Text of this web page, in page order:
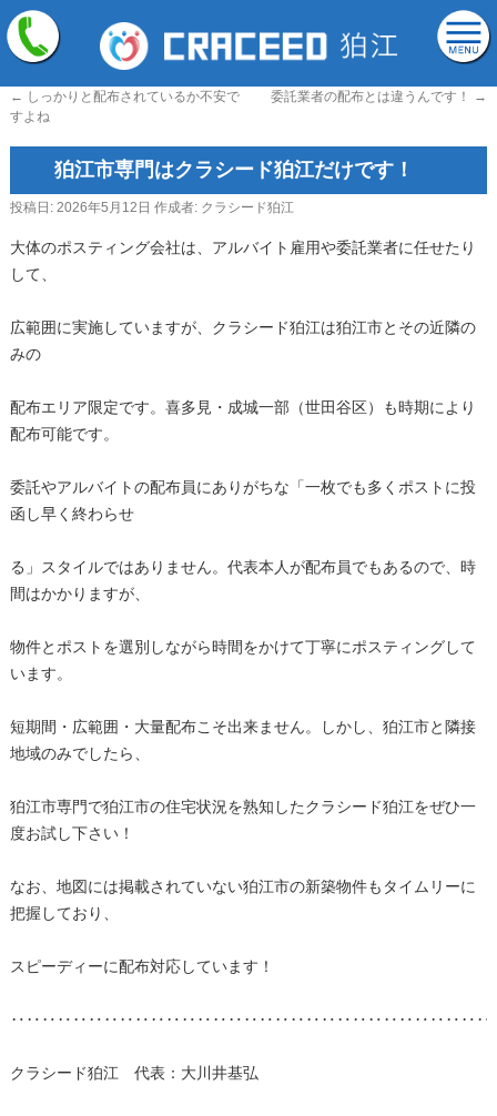
← しっかりと配布されているか不安で
すよね
委託業者の配布とは違うんです！ →
狛江市専門はクラシード狛江だけです！
投稿日: 2026年5月12日 作成者: クラシード狛江
大体のポスティング会社は、アルバイト雇用や委託業者に任せたり
して、
広範囲に実施していますが、クラシード狛江は狛江市とその近隣の
みの
配布エリア限定です。喜多見・成城一部（世田谷区）も時期により
配布可能です。
委託やアルバイトの配布員にありがちな「一枚でも多くポストに投
函し早く終わらせ
る」スタイルではありません。代表本人が配布員でもあるので、時
間はかかりますが、
物件とポストを選別しながら時間をかけて丁寧にポスティングして
います。
短期間・広範囲・大量配布こそ出来ません。しかし、狛江市と隣接
地域のみでしたら、
狛江市専門で狛江市の住宅状況を熟知したクラシード狛江をぜひ一
度お試し下さい！
なお、地図には掲載されていない狛江市の新築物件もタイムリーに
把握しており、
スピーディーに配布対応しています！
クラシード狛江 代表：大川井基弘